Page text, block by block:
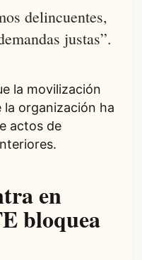
delincuentes,
justas”.
la movilización
organización ha
actos de
en
bloquea